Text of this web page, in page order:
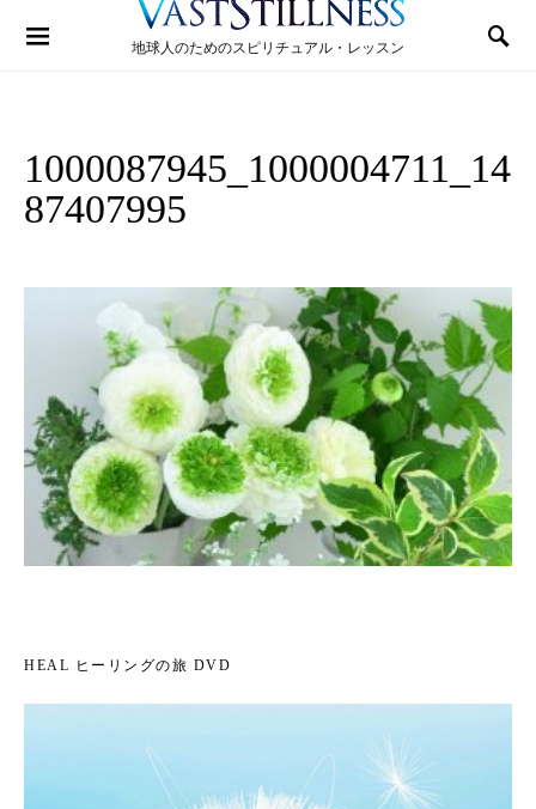
地球人のためのスピリチュアル・レッスン
Search for:
1000087945_1000004711_14
87407995
HEAL ヒーリングの旅 DVD